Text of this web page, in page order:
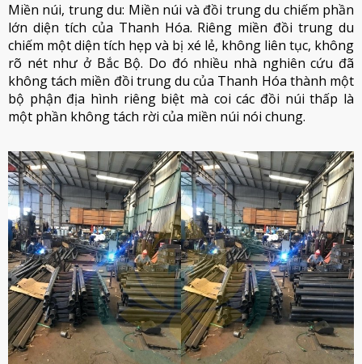
Miền núi, trung du: Miền núi và đồi trung du chiếm phần
lớn diện tích của Thanh Hóa. Riêng miền đồi trung du
chiếm một diện tích hẹp và bị xé lẻ, không liên tục, không
rõ nét như ở Bắc Bộ. Do đó nhiều nhà nghiên cứu đã
không tách miền đồi trung du của Thanh Hóa thành một
bộ phận địa hình riêng biệt mà coi các đồi núi thấp là
một phần không tách rời của miền núi nói chung.